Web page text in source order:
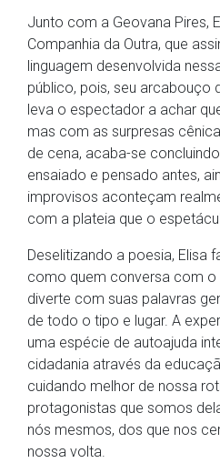
Junto com a Geovana Pires,
Companhia da Outra, que
linguagem desenvolvida
público, pois, seu arcabouço
leva o espectador a achar
mas com as surpresas
de cena, acaba-se
ensaiado e pensado antes,
improvisos aconteçam
com a plateia que o
Deselitizando a poesia, Elisa
como quem conversa com o
diverte com suas palavras
de todo o tipo e lugar. A
uma espécie de autoajuda
cidadania através da
cuidando melhor de nossa
protagonistas que somos
nós mesmos, dos que nos
nossa volta.